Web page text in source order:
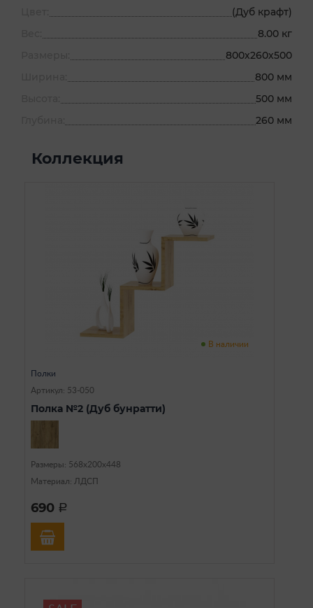
(Дуб крафт)
8.00 кг
800х260х500
800 мм
500 мм
260 мм
Коллекция
В наличии
Полки
Артикул: 53-050
Полка №2 (Дуб бунратти)
Размеры: 568х200х448
Материал: ЛДСП
690 a